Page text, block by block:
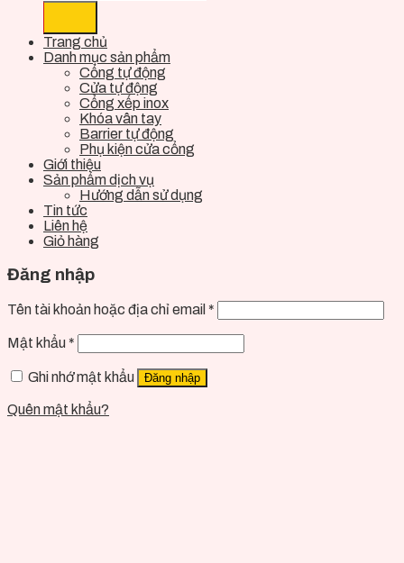
Trang chủ
Danh mục sản phẩm
Cổng tự động
Cửa tự động
Cổng xếp inox
Khóa vân tay
Barrier tự động
Phụ kiện cửa cổng
Giới thiệu
Sản phẩm dịch vụ
Hướng dẫn sử dụng
Tin tức
Liên hệ
Giỏ hàng
Đăng nhập
Tên tài khoản hoặc địa chỉ email *
Mật khẩu *
Ghi nhớ mật khẩu Đăng nhập
Quên mật khẩu?